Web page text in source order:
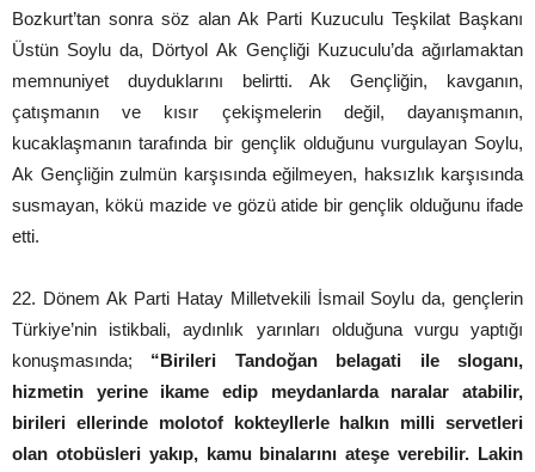
Bozkurt’tan sonra söz alan Ak Parti Kuzuculu Teşkilat Başkanı
Üstün Soylu da, Dörtyol Ak Gençliği Kuzuculu’da ağırlamaktan
memnuniyet duyduklarını belirtti. Ak Gençliğin, kavganın,
çatışmanın ve kısır çekişmelerin değil, dayanışmanın,
kucaklaşmanın tarafında bir gençlik olduğunu vurgulayan Soylu,
Ak Gençliğin zulmün karşısında eğilmeyen, haksızlık karşısında
susmayan, kökü mazide ve gözü atide bir gençlik olduğunu ifade
etti.
22. Dönem Ak Parti Hatay Milletvekili İsmail Soylu da, gençlerin
Türkiye’nin istikbali, aydınlık yarınları olduğuna vurgu yaptığı
konuşmasında; “Birileri Tandoğan belagati ile sloganı,
hizmetin yerine ikame edip meydanlarda naralar atabilir,
birileri ellerinde molotof kokteyllerle halkın milli servetleri
olan otobüsleri yakıp, kamu binalarını ateşe verebilir. Lakin